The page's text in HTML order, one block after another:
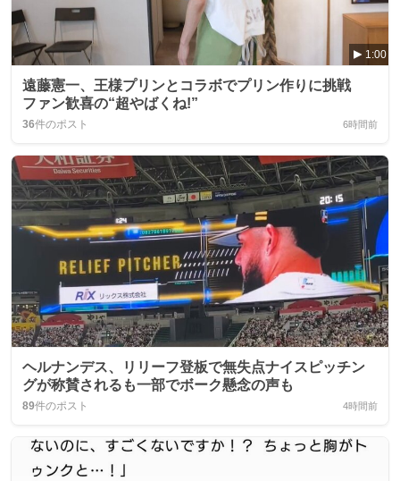
1:00
遠藤憲一、王様プリンとコラボでプリン作りに挑戦
ファン歓喜の“超やばくね!”
36件のポスト 6時間前
ヘルナンデス、リリーフ登板で無失点ナイスピッチン
グが称賛されるも一部でボーク懸念の声も
89件のポスト 4時間前